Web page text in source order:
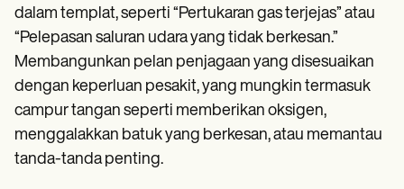
dalam templat, seperti “Pertukaran gas terjejas” atau
“Pelepasan saluran udara yang tidak berkesan.”
Membangunkan pelan penjagaan yang disesuaikan
dengan keperluan pesakit, yang mungkin termasuk
campur tangan seperti memberikan oksigen,
menggalakkan batuk yang berkesan, atau memantau
tanda-tanda penting.